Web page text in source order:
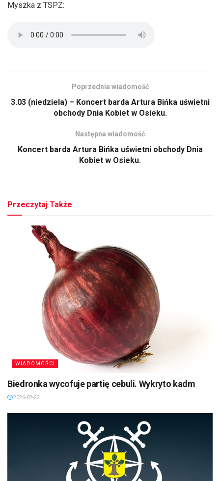
Myszka z TSPZ:
Poprzednia wiadomość
3.03 (niedziela) – Koncert barda Artura Bińka uświetni
obchody Dnia Kobiet w Osieku.
Następna wiadomość
Koncert barda Artura Bińka uświetni obchody Dnia
Kobiet w Osieku.
Przeczytaj Także
WIADOMOŚCI
Biedronka wycofuje partię cebuli. Wykryto kadm
2026-02-23